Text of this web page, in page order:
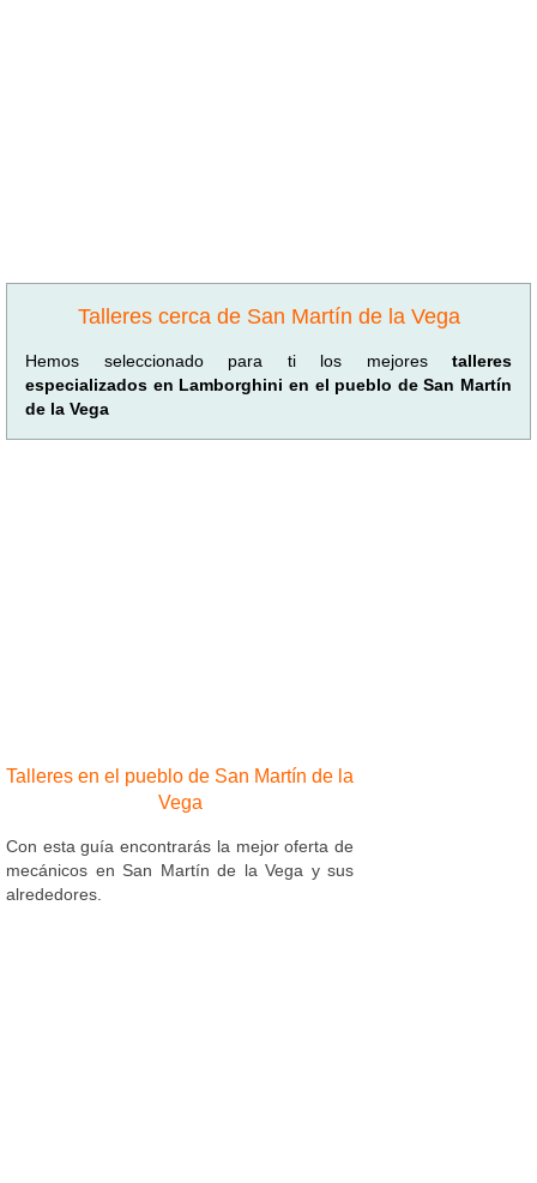
Talleres cerca de San Martín de la Vega
Hemos seleccionado para ti los mejores talleres
especializados en Lamborghini en el pueblo de San Martín
de la Vega
Talleres en el pueblo de San Martín de la
Vega
Con esta guía encontrarás la mejor oferta de
mecánicos en San Martín de la Vega y sus
alrededores.